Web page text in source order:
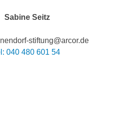
Sabine Seitz
stiftung@arcor.de
040 480 601 54